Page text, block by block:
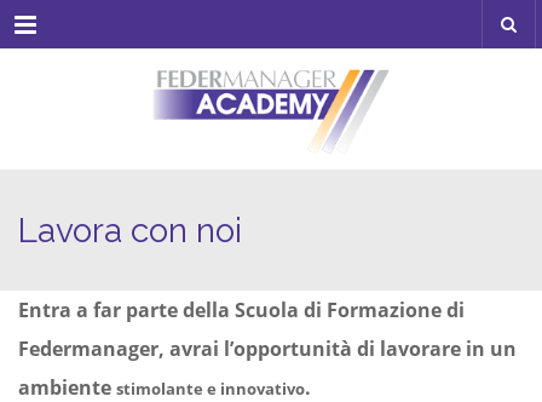
Menu
Lavora con noi
Entra a far parte della Scuola di Formazione di
Federmanager, avrai l’opportunità di lavorare in un
ambiente stimolante e innovativo.